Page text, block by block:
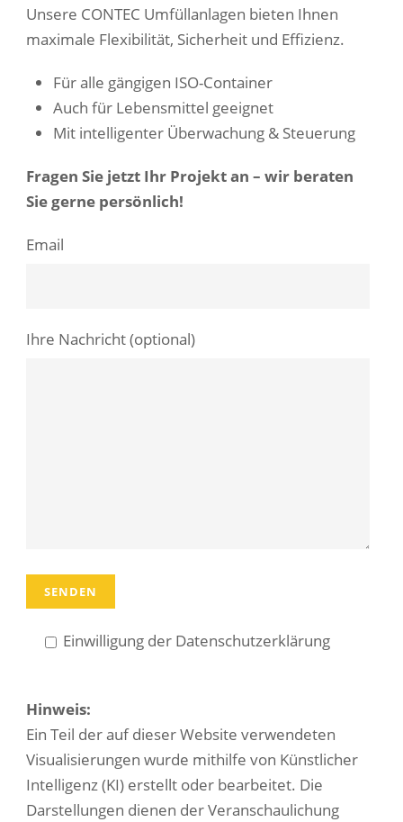
Unsere CONTEC Umfüllanlagen bieten Ihnen
maximale Flexibilität, Sicherheit und Effizienz.
Für alle gängigen ISO-Container
Auch für Lebensmittel geeignet
Mit intelligenter Überwachung & Steuerung
Fragen Sie jetzt Ihr Projekt an – wir beraten
Sie gerne persönlich!
Email
Ihre Nachricht (optional)
Einwilligung der Datenschutzerklärung
Hinweis:
Ein Teil der auf dieser Website verwendeten
Visualisierungen wurde mithilfe von Künstlicher
Intelligenz (KI) erstellt oder bearbeitet. Die
Darstellungen dienen der Veranschaulichung